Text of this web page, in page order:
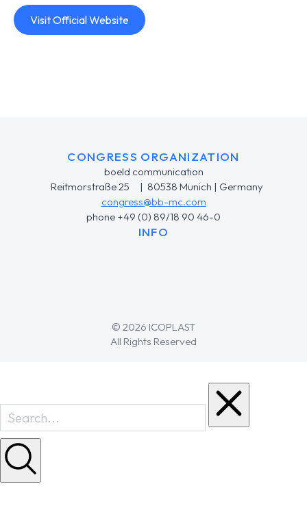
Visit Official Website
CONGRESS ORGANIZATION
boeld communication
Reitmorstraße 25 | 80538 Munich | Germany
congress@bb-mc.com
phone +49 (0) 89/18 90 46-0
INFO
© 2026 ICOPLAST
All Rights Reserved